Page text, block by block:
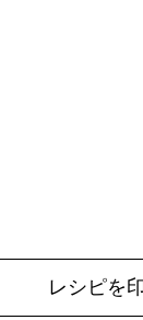
レシピを